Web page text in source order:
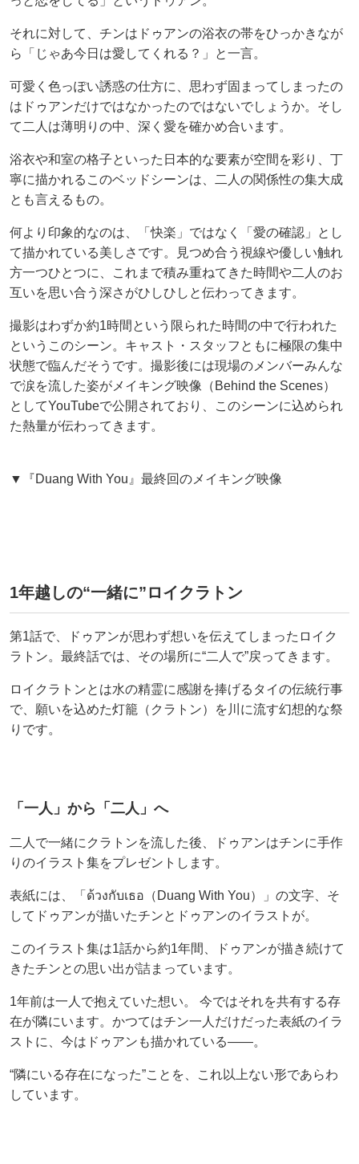
それに対して、チンはドゥアンの浴衣の帯をひっかきなが
ら「じゃあ今日は愛してくれる？」と一言。
可愛く色っぽい誘惑の仕方に、思わず固まってしまったの
はドゥアンだけではなかったのではないでしょうか。そし
て二人は薄明りの中、深く愛を確かめ合います。
浴衣や和室の格子といった日本的な要素が空間を彩り、丁
寧に描かれるこのベッドシーンは、二人の関係性の集大成
とも言えるもの。
何より印象的なのは、「快楽」ではなく「愛の確認」とし
て描かれている美しさです。見つめ合う視線や優しい触れ
方一つひとつに、これまで積み重ねてきた時間や二人のお
互いを思い合う深さがひしひしと伝わってきます。
撮影はわずか約1時間という限られた時間の中で行われた
というこのシーン。キャスト・スタッフともに極限の集中
状態で臨んだそうです。撮影後には現場のメンバーみんな
で涙を流した姿がメイキング映像（Behind the Scenes）
としてYouTubeで公開されており、このシーンに込められ
た熱量が伝わってきます。
▼『Duang With You』最終回のメイキング映像
1年越しの“一緒に”ロイクラトン
第1話で、ドゥアンが思わず想いを伝えてしまったロイク
ラトン。最終話では、その場所に“二人で”戻ってきます。
ロイクラトンとは水の精霊に感謝を捧げるタイの伝統行事
で、願いを込めた灯籠（クラトン）を川に流す幻想的な祭
りです。
「一人」から「二人」へ
二人で一緒にクラトンを流した後、ドゥアンはチンに手作
りのイラスト集をプレゼントします。
表紙には、「ด้วงกับเธอ（Duang With You）」の文字、そ
してドゥアンが描いたチンとドゥアンのイラストが。
このイラスト集は1話から約1年間、ドゥアンが描き続けて
きたチンとの思い出が詰まっています。
1年前は一人で抱えていた想い。 今ではそれを共有する存
在が隣にいます。かつてはチン一人だけだった表紙のイラ
ストに、今はドゥアンも描かれている――。
“隣にいる存在になった”ことを、これ以上ない形であらわ
しています。